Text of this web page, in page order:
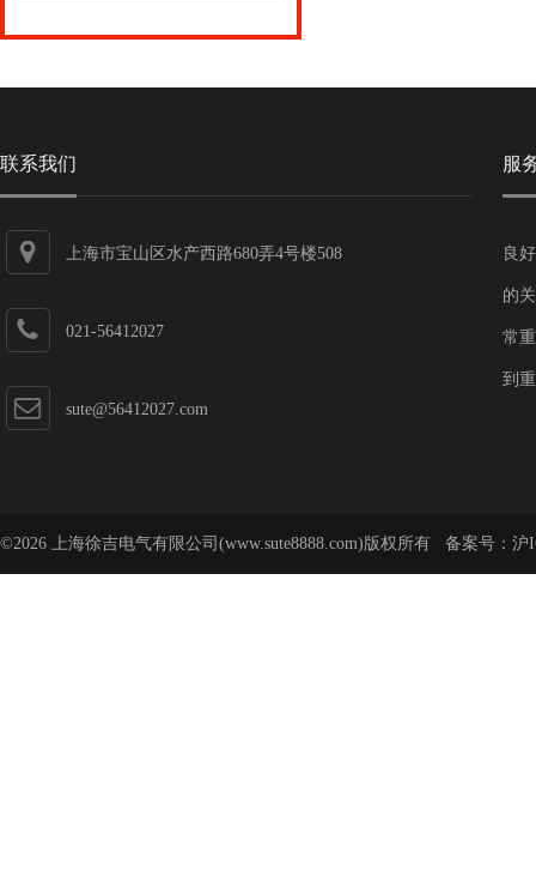
联系我们
上海市宝山区水产西路680弄4号楼508
021-56412027
sute@56412027.com
服
良
的
常
到
©2026 上海徐吉电气有限公司(www.sute8888.com)版权所有 备案号： 沪